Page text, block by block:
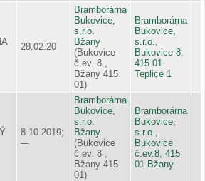
28.02.20
Bramborárna
Bukovice,
s.r.o.
Bžany
(Bukovice
č.ev. 8 ,
Bžany 415
01)
Bramborárna
Bukovice,
s.r.o.,
Bukovice 8,
415 01
Teplice 1
8.10.2019;
---
Bramborárna
Bukovice,
s.r.o.
Bžany
(Bukovice
č.ev. 8 ,
Bžany 415
01)
Bramborárna
Bukovice,
s.r.o.,
Bukovice
č.ev.8, 415
01 Bžany